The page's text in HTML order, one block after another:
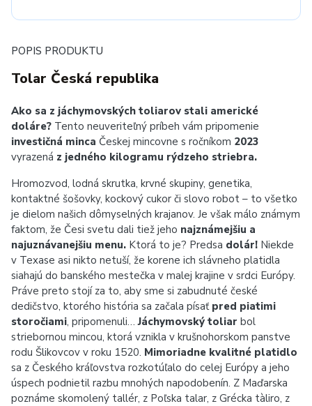
POPIS PRODUKTU
Tolar Česká republika
Ako sa z jáchymovských toliarov stali americké
doláre? Tento neuveriteľný príbeh vám pripomenie
investičná minca Českej mincovne s ročníkom 2023
vyrazená z jedného kilogramu rýdzeho striebra.
Hromozvod, lodná skrutka, krvné skupiny, genetika,
kontaktné šošovky, kockový cukor či slovo robot – to všetko
je dielom našich dômyselných krajanov. Je však málo známym
faktom, že Česi svetu dali tiež jeho najznámejšiu a
najuznávanejšiu menu. Ktorá to je? Predsa dolár! Niekde
v Texase asi nikto netuší, že korene ich slávneho platidla
siahajú do banského mestečka v malej krajine v srdci Európy.
Práve preto stojí za to, aby sme si zabudnuté české
dedičstvo, ktorého história sa začala písať pred piatimi
storočiami, pripomenuli…Jáchymovský toliar bol
striebornou mincou, ktorá vznikla v krušnohorskom panstve
rodu Šlikovcov v roku 1520. Mimoriadne kvalitné platidlo
sa z Českého kráľovstva rozkotúľalo do celej Európy a jeho
úspech podnietil razbu mnohých napodobenín. Z Maďarska
poznáme skomolený tallér, z Poľska talar, z Grécka tàliro, z